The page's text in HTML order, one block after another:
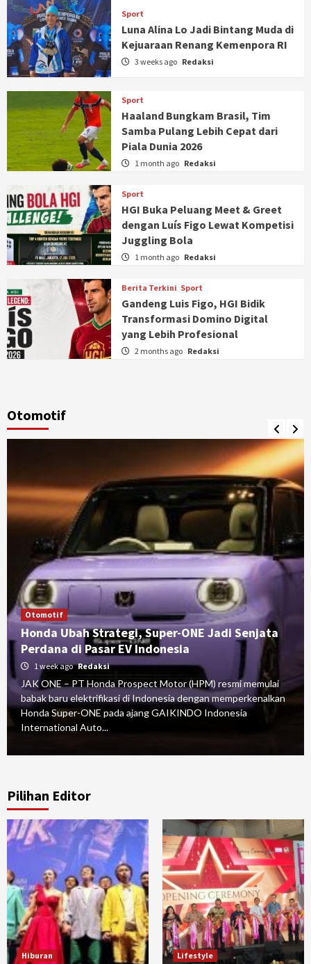
Sport
Luna Alina Lo Jadi Bintang Muda di
Kejuaraan Renang Kemenpora RI
3 weeks ago Redaksi
Sport
Haaland Bungkam Brasil, Tim
Samba Pulang Lebih Cepat dari
Piala Dunia 2026
1 month ago Redaksi
Sport
HGI Buka Peluang Meet & Greet
dengan Luís Figo Lewat Kompetisi
Juggling Bola
1 month ago Redaksi
Berita Terkini Sport
Gandeng Luis Figo, HGI Bidik
Transformasi Domino Digital
yang Lebih Profesional
2 months ago Redaksi
Otomotif
Otomotif
Honda Ubah Strategi, Super-ONE Jadi Senjata
Perdana di Pasar EV Indonesia
1 week ago Redaksi
JAK ONE – PT Honda Prospect Motor (HPM) resmi memulai
babak baru elektrifikasi di Indonesia dengan memperkenalkan
Honda Super-ONE pada ajang GAIKINDO Indonesia
International Auto...
Pilihan Editor
Hiburan Lifestyle